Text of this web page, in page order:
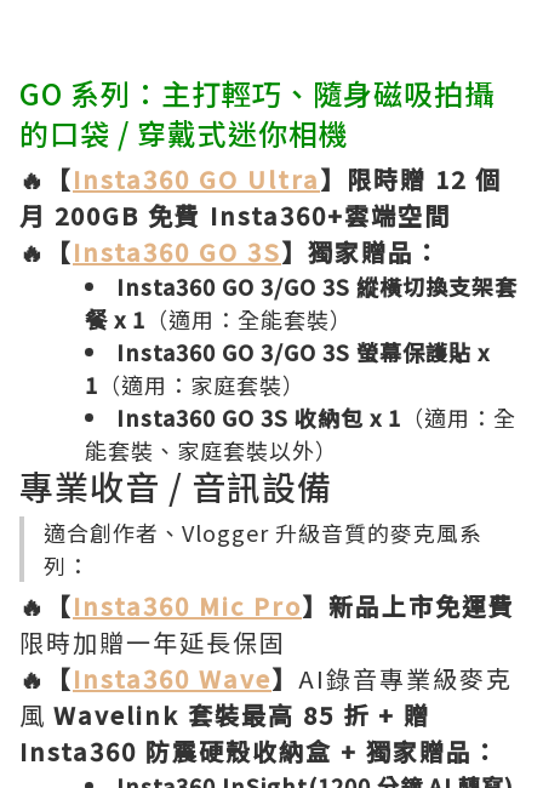
GO 系列：主打輕巧、隨身磁吸拍攝
的口袋 / 穿戴式迷你相機
🔥【Insta360 GO Ultra】限時贈 12 個
月 200GB 免費 Insta360+雲端空間
🔥【Insta360 GO 3S】獨家贈品：
Insta360 GO 3/GO 3S 縱橫切換支架套
餐 x 1 （適用：全能套裝）
Insta360 GO 3/GO 3S 螢幕保護貼 x
1 （適用：家庭套裝）
Insta360 GO 3S 收納包 x 1 （適用：全
能套裝、家庭套裝以外）
專業收音 / 音訊設備
適合創作者、Vlogger 升級音質的麥克風系
列：
🔥【Insta360 Mic Pro】新品上市免運費
限時加贈一年延長保固
🔥【Insta360 Wave】 AI錄音專業級麥克
風 Wavelink 套裝最高 85 折 + 贈
Insta360 防震硬殼收納盒 + 獨家贈品：